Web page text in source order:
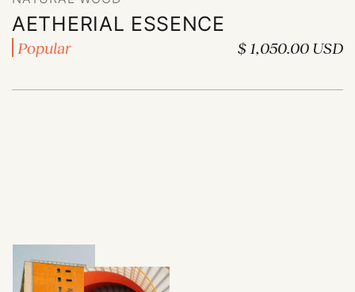
NATURAL WOOD
AETHERIAL ESSENCE
AETHERIAL ESSENCE
Popular $ 1,050.00 USD